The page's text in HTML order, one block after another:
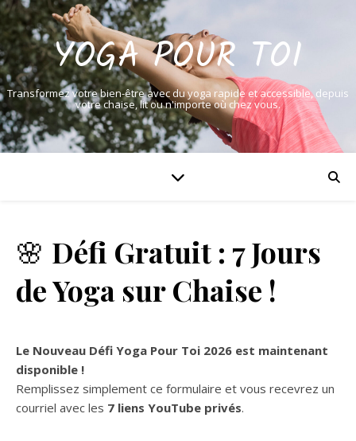
YOGA POUR TOI
Transformez votre bien-être avec du yoga rapide et accessible, depuis
votre chaise, lit ou n'importe où chez vous.
🌸 Défi Gratuit : 7 Jours
de Yoga sur Chaise !
Le Nouveau Défi Yoga Pour Toi 2026 est maintenant
disponible !
Remplissez simplement ce formulaire et vous recevrez un
courriel avec les 7 liens YouTube privés.